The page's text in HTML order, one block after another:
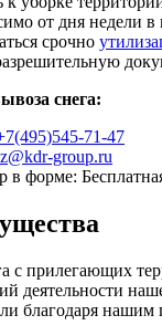
от дня недели
срочно
снега:
71-47
group.ru
в форме:
с прилегающих
деятельности
благодаря нашим